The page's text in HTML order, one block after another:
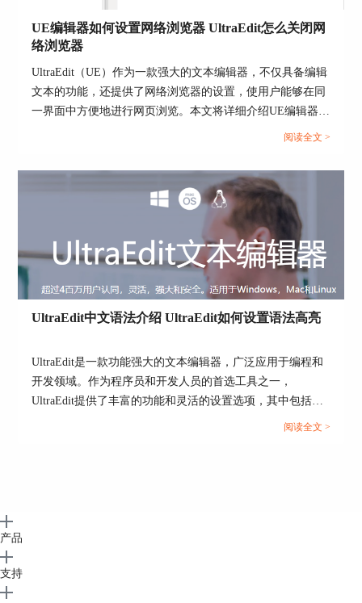
图片5：classic主题
可以看到选中后，整个界面变成了白色。除了
classic主题还有很多其他的主题，大家可以换着尝
试，如果还不能满足可以官网下载主题。去官网下
图片6：主题样式
UE编辑器如何设置网络浏览器 UltraEdit怎么关闭网
络浏览器
UltraEdit（UE）作为一款强大的文本编辑器，不仅具备编辑
文本的功能，还提供了网络浏览器的设置，使用户能够在同
一界面中方便地进行网页浏览。本文将详细介绍UE编辑器如
何设置网络浏览器，UltraEdit怎么关闭网络浏览器的内
阅读全文 >
UltraEdit中文语法介绍 UltraEdit如何设置语法高亮
UltraEdit是一款功能强大的文本编辑器，广泛应用于编程和
开发领域。作为程序员和开发人员的首选工具之一，
UltraEdit提供了丰富的功能和灵活的设置选项，其中包括语
法高亮。本文将围绕UltraEdit中文语法介绍，UltraEdit如何
阅读全文 >
产品
支持